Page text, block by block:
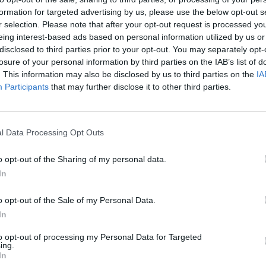
for targeted advertising by us, please use the below opt-out
selection. Please note that after your opt-out request is processed
interest-based ads based on personal information utilized by us
to third parties prior to your opt-out. You may separately
of your personal information by third parties on the IAB’s list of
This information may also be disclosed by us to third parties on the
Participants that may further disclose it to other third parties.
Data Processing Opt Outs
opt-out of the Sharing of my personal data.
opt-out of the Sale of my Personal Data.
opt-out of processing my Personal Data for Targeted
patrol strażniczo-policyjny prowadząc prewencyjną obserwację
przy stacji Ratusz wylegitymował mężczyznę, który miast